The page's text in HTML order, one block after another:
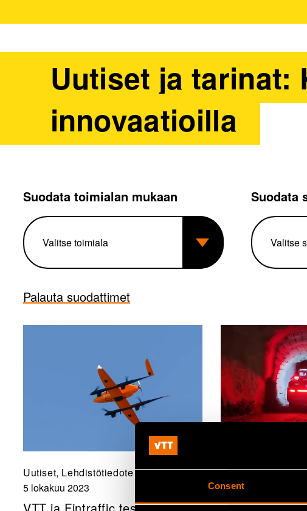
Consent
Uutiset ja tarinat:
innovaatioilla
Suodata toimialan mukaan Suodata
Palauta suodattimet
Uutiset, Lehdistötiedote
5 lokakuu 2023
VTT ja Fintraffic testasivat
Uutiset,
4 lokakuu 2023
VTT, Nokia ja